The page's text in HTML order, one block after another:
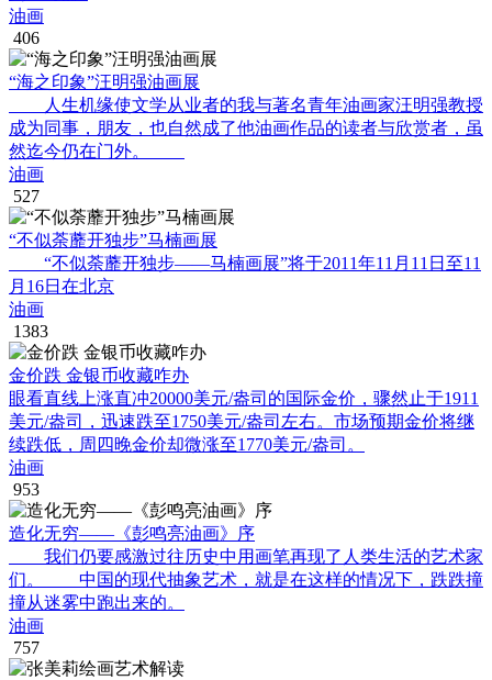
油画
406
“海之印象”汪明强油画展
人生机缘使文学从业者的我与著名青年油画家汪明强教授
成为同事，朋友，也自然成了他油画作品的读者与欣赏者，虽
然迄今仍在门外。
油画
527
“不似荼蘼开独步”马楠画展
“不似荼蘼开独步——马楠画展”将于2011年11月11日至11
月16日在北京
油画
1383
金价跌 金银币收藏咋办
眼看直线上涨直冲20000美元/盎司的国际金价，骤然止于1911
美元/盎司，迅速跌至1750美元/盎司左右。市场预期金价将继
续跌低，周四晚金价却微涨至1770美元/盎司。
油画
953
造化无穷——《彭鸣亮油画》序
我们仍要感激过往历史中用画笔再现了人类生活的艺术家
们。 中国的现代抽象艺术，就是在这样的情况下，跌跌撞
撞从迷雾中跑出来的。
油画
757